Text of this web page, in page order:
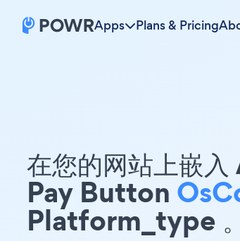
Apps Plans & Pricing
在您的网站上嵌
Pay Button
Platform_type 。